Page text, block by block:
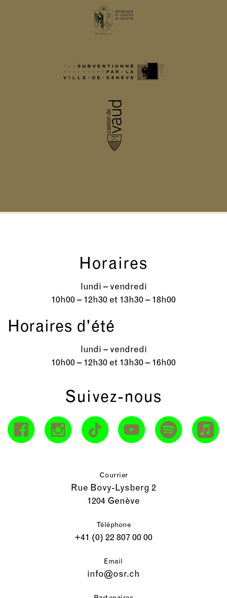
Horaires
lundi – vendredi
10h00 – 12h30 et 13h30 – 18h00
Horaires d'été
lundi – vendredi
10h00 – 12h30 et 13h30 – 16h00
Suivez-nous
Courrier
Rue Bovy-Lysberg 2
1204 Genève
Téléphone
+41 (0) 22 807 00 00
Email
info@osr.ch